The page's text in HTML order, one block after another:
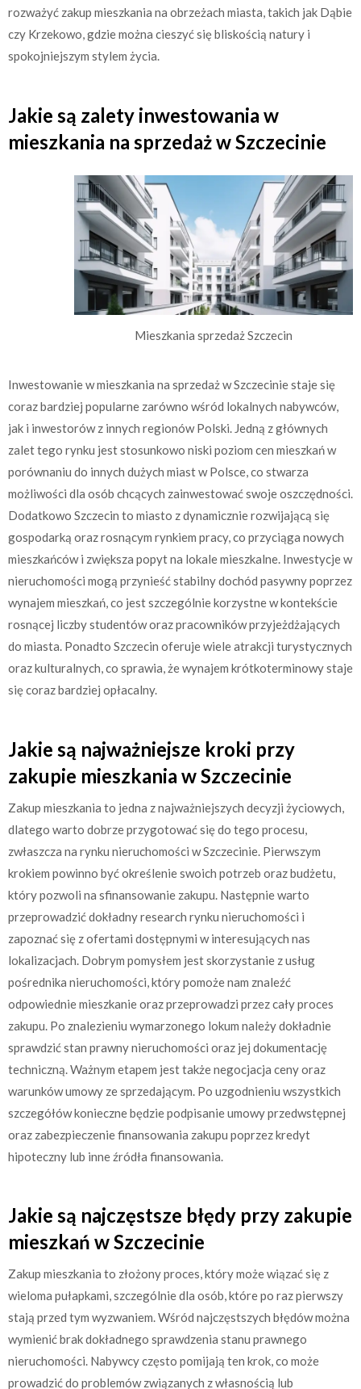
rozważyć zakup mieszkania na obrzeżach miasta, takich jak Dąbie
czy Krzekowo, gdzie można cieszyć się bliskością natury i
spokojniejszym stylem życia.
Jakie są zalety inwestowania w
mieszkania na sprzedaż w Szczecinie
Mieszkania sprzedaż Szczecin
Inwestowanie w mieszkania na sprzedaż w Szczecinie staje się
coraz bardziej popularne zarówno wśród lokalnych nabywców,
jak i inwestorów z innych regionów Polski. Jedną z głównych
zalet tego rynku jest stosunkowo niski poziom cen mieszkań w
porównaniu do innych dużych miast w Polsce, co stwarza
możliwości dla osób chcących zainwestować swoje oszczędności.
Dodatkowo Szczecin to miasto z dynamicznie rozwijającą się
gospodarką oraz rosnącym rynkiem pracy, co przyciąga nowych
mieszkańców i zwiększa popyt na lokale mieszkalne. Inwestycje w
nieruchomości mogą przynieść stabilny dochód pasywny poprzez
wynajem mieszkań, co jest szczególnie korzystne w kontekście
rosnącej liczby studentów oraz pracowników przyjeżdżających
do miasta. Ponadto Szczecin oferuje wiele atrakcji turystycznych
oraz kulturalnych, co sprawia, że wynajem krótkoterminowy staje
się coraz bardziej opłacalny.
Jakie są najważniejsze kroki przy
zakupie mieszkania w Szczecinie
Zakup mieszkania to jedna z najważniejszych decyzji życiowych,
dlatego warto dobrze przygotować się do tego procesu,
zwłaszcza na rynku nieruchomości w Szczecinie. Pierwszym
krokiem powinno być określenie swoich potrzeb oraz budżetu,
który pozwoli na sfinansowanie zakupu. Następnie warto
przeprowadzić dokładny research rynku nieruchomości i
zapoznać się z ofertami dostępnymi w interesujących nas
lokalizacjach. Dobrym pomysłem jest skorzystanie z usług
pośrednika nieruchomości, który pomoże nam znaleźć
odpowiednie mieszkanie oraz przeprowadzi przez cały proces
zakupu. Po znalezieniu wymarzonego lokum należy dokładnie
sprawdzić stan prawny nieruchomości oraz jej dokumentację
techniczną. Ważnym etapem jest także negocjacja ceny oraz
warunków umowy ze sprzedającym. Po uzgodnieniu wszystkich
szczegółów konieczne będzie podpisanie umowy przedwstępnej
oraz zabezpieczenie finansowania zakupu poprzez kredyt
hipoteczny lub inne źródła finansowania.
Jakie są najczęstsze błędy przy zakupie
mieszkań w Szczecinie
Zakup mieszkania to złożony proces, który może wiązać się z
wieloma pułapkami, szczególnie dla osób, które po raz pierwszy
stają przed tym wyzwaniem. Wśród najczęstszych błędów można
wymienić brak dokładnego sprawdzenia stanu prawnego
nieruchomości. Nabywcy często pomijają ten krok, co może
prowadzić do problemów związanych z własnością lub